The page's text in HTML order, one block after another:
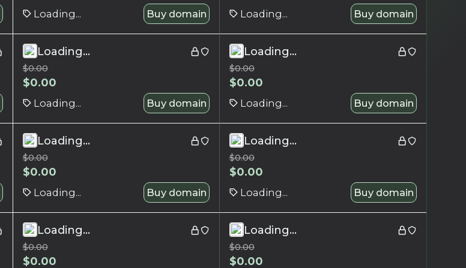
Loading... Buy domain Loading... Buy domain
Loading...
$0.00
$0.00
Loading... Buy domain
Loading...
$0.00
$0.00
Loading... Buy domain
Loading...
$0.00
$0.00
Loading... Buy domain
Loading...
$0.00
$0.00
Loading... Buy domain
Loading...
$0.00
$0.00
Loading...
$0.00
$0.00